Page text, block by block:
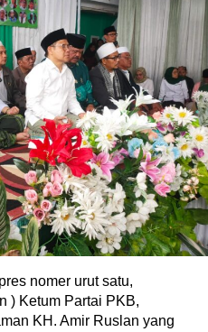
nomer urut satu,
) Ketum Partai PKB,
KH. Amir Ruslan yang